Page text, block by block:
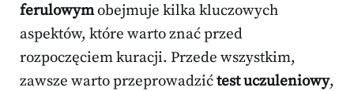
ferulowymobejmuje kilka kluczowych
aspektów, które warto znać przed
rozpoczęciem kuracji. Przede wszystkim,
zawsze warto przeprowadzićtest uczuleniowy,